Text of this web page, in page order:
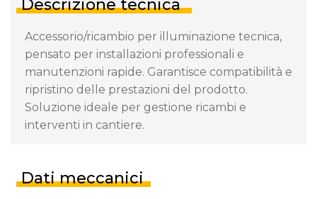
Descrizione tecnica
Accessorio/ricambio per illuminazione tecnica,
pensato per installazioni professionali e
manutenzioni rapide. Garantisce compatibilità e
ripristino delle prestazioni del prodotto.
Soluzione ideale per gestione ricambi e
interventi in cantiere.
Dati meccanici